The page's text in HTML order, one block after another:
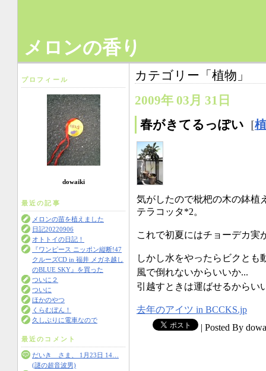
メロンの香り
プロフィール
dowaiki
最近の記事
メロンの苗を植えました
日記20220906
オトトイの日記！
『ワンピース ニッポン縦断!47
クルーズCD in 福井 メガネ越し
のBLUE SKY』を買った
ついに２
ついに
ほかのやつ
くらむぼん！
久しぶりに電車なので
最近のコメント
だいき さま、 1月23日 14…
(謎の超音波男)
カテゴリー「植物」
2009年 03月 31日
春がきてるっぽい
[
気がしたので枇杷の木の鉢植
テラコッタ*2。
これで初夏にはチョーデカ実
しかし水をやったらビクとも
風で倒れないからいいか...
引越すときは運ばせるからい
去年のアイツ in BCCKS.jp
| Posted By